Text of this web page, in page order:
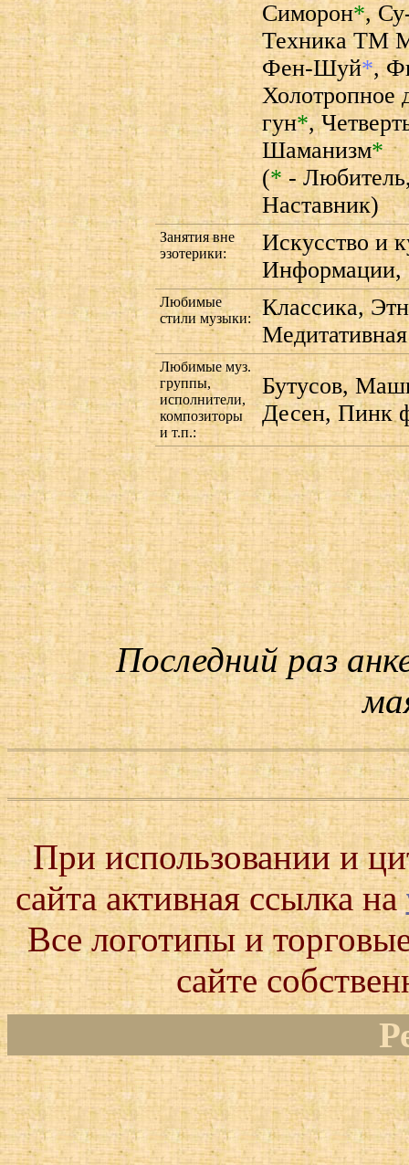
Симорон*,
Техника TM
Фен-Шуй*,
Холотропное
гун*,
Шаманизм*
(*-
Наставник)
Занятия вне
эзотерики:
Искусство и
Информации,
Любимые
стили музыки:
Классика,
Любимые муз.
группы,
исполнители,
композиторы
и т.п.:
Бутусов,
Десен, Пинк
Последний раз
При использовании и
сайта активная ссылка на
Все логотипы и
сайте